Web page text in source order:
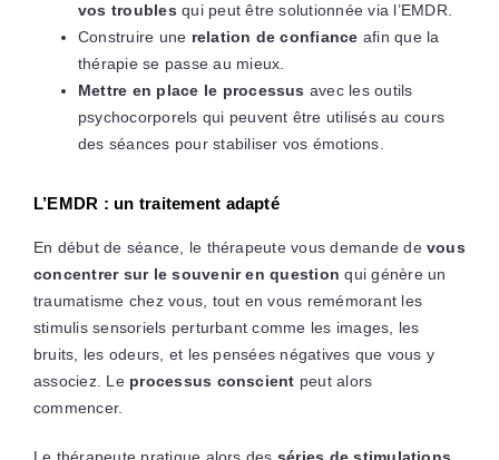
vos troubles qui peut être solutionnée via l’EMDR.
Construire une relation de confiance afin que la
thérapie se passe au mieux.
Mettre en place le processus avec les outils
psychocorporels qui peuvent être utilisés au cours
des séances pour stabiliser vos émotions.
L’EMDR : un traitement adapté
En début de séance, le thérapeute vous demande de vous
concentrer sur le souvenir en question qui génère un
traumatisme chez vous, tout en vous remémorant les
stimulis sensoriels perturbant comme les images, les
bruits, les odeurs, et les pensées négatives que vous y
associez. Le processus conscient peut alors
commencer.